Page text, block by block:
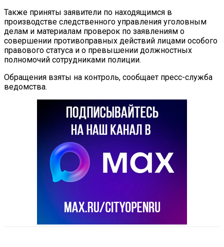
Также приняты заявители по находящимся в
производстве следственного управления уголовным
делам и материалам проверок по заявлениям о
совершении противоправных действий лицами особого
правового статуса и о превышении должностных
полномочий сотрудниками полиции.
Обращения взяты на контроль, сообщает пресс-служба
ведомства.